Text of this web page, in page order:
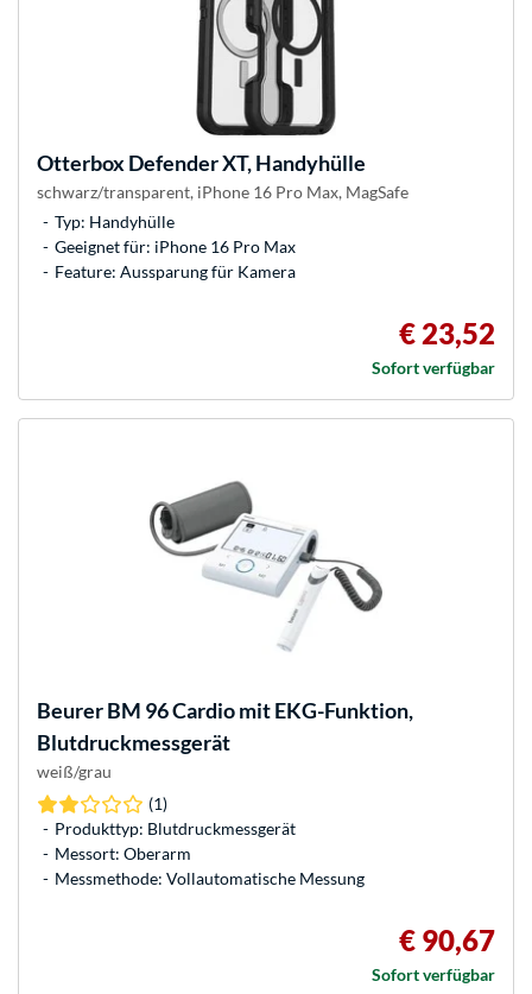
OtterboxDefender XT, Handyhülle
schwarz/transparent, iPhone 16 Pro Max, MagSafe
Typ: Handyhülle
Geeignet für: iPhone 16 Pro Max
Feature: Aussparung für Kamera
€ 23,52
Sofort verfügbar
BeurerBM 96 Cardio mit EKG-Funktion,
Blutdruckmessgerät
weiß/grau
(1)
Produkttyp: Blutdruckmessgerät
Messort: Oberarm
Messmethode: Vollautomatische Messung
€ 90,67
Sofort verfügbar